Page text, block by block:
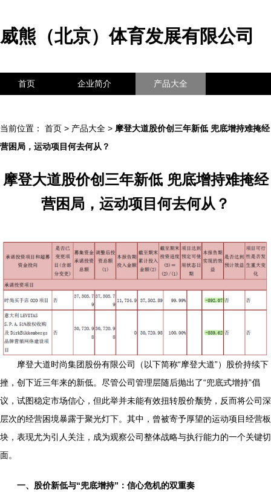
威熊（北京）体育发展有限公司
首页 企业简介 产品大全
当前位置： 首页 > 产品大全 > 摩登大道股价创三年新低 兜底增持难掩经
营困局，运动项目何去何从？
摩登大道股价创三年新低 兜底增持难掩经
营困局，运动项目何去何从？
摩登大道时尚集团股份有限公司（以下简称“摩登大道”）股价持续下
挫，创下近三年来的新低。尽管公司管理层随后抛出了“兜底式增持”倡
议，试图稳定市场信心，但此举并未能有效扭转股价颓势，反而将公司深
层次的经营困境暴露于聚光灯下。其中，曾被寄予厚望的运动项目经营板
块，表现尤为引人关注，成为观察公司整体战略与执行能力的一个关键切
面。
一、股价新低与“兜底增持”：信心危机的双重奏